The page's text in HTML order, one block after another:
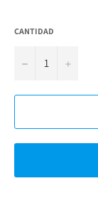
CANTIDAD
− +